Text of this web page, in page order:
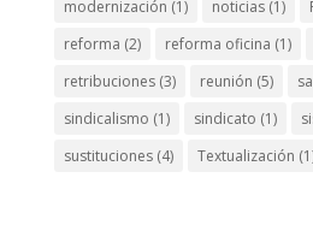
modernización (1) noticias(1)
reforma (2) reforma oficina (1)
retribuciones(3) reunión (5)
sindicalismo (1) sindicato (1)
sustituciones(4) Textualización